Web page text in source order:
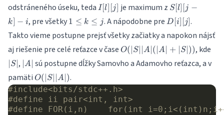
odstráneného úseku, teda I[l]
[j]
I[l j je maximum z S[l]
[j-
k] -
i
S[ l] j −
k − i, pre všetky 1
k
\leq
j
1 ≤ k ≤ j. A nápodobne preD[i]
D i j ].
Takto vieme postupne prejsť všetky začiatky a napokon nájsť
aj riešenie pre celé reťazce v čase O(|S||A|
(|A| +
|S|))
O( S ∣∣A ( ∣A + S∣ )), kde
S∣ , |A|
A∣ sú postupne dĺžky Samovho a Adamovho reťazca, a v
pamäti O(|S||A|)
O( S ∣∣A ).
#include<bits/stdc++.h>
#define ii pair<int, int>
#define FOR(i,n)    for(int